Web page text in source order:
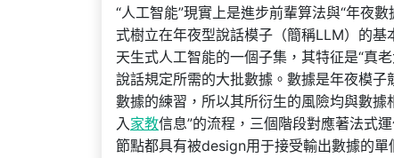
“人工智能”現實上是進步前輩算法與“年夜
式樹立在年夜型說話模子（簡稱LLM）的
天生式人工智能的一個子集，其特征是“真
說話規定所需的大批數據。數據是年夜模
數據的練習，所以其所衍生的風險均與數
入家教信息”的流程，三個階段對應著法式
節點都具有被design用于接受輸出數據的